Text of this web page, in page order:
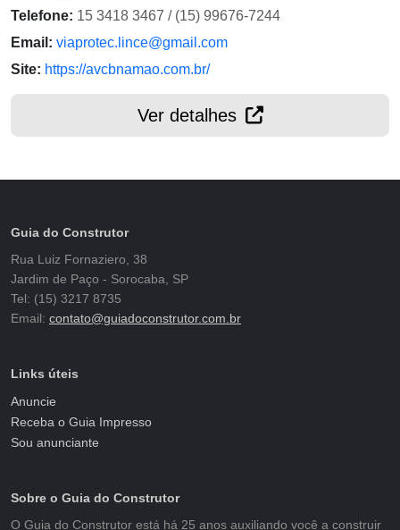
Telefone: 15 3418 3467 / (15) 99676-7244
Email: viaprotec.lince@gmail.com
Site: https://avcbnamao.com.br/
Ver detalhes
Guia do Construtor
Rua Luiz Fornaziero, 38
Jardim de Paço - Sorocaba, SP
Tel: (15) 3217 8735
Email: contato@guiadoconstrutor.com.br
Links úteis
Anuncie
Receba o Guia Impresso
Sou anunciante
Sobre o Guia do Construtor
O Guia do Construtor está há 25 anos auxiliando você a construir